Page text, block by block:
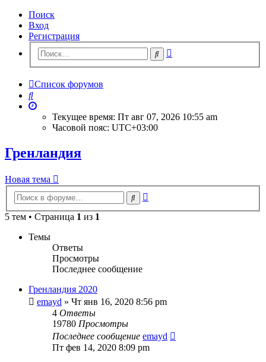
Поиск
Вход
Регистрация
Поиск
Список форумов
Поиск
Текущее время: Пт авг 07, 2026 10:55 am
Часовой пояс: UTC+03:00
Гренландия
Новая тема
Поиск
5 тем • Страница 1 из 1
Темы
Ответы
Просмотры
Последнее сообщение
Гренландия 2020
emayd » Чт янв 16, 2020 8:56 pm
4 Ответы
19780 Просмотры
Последнее сообщение emayd
Пт фев 14, 2020 8:09 pm